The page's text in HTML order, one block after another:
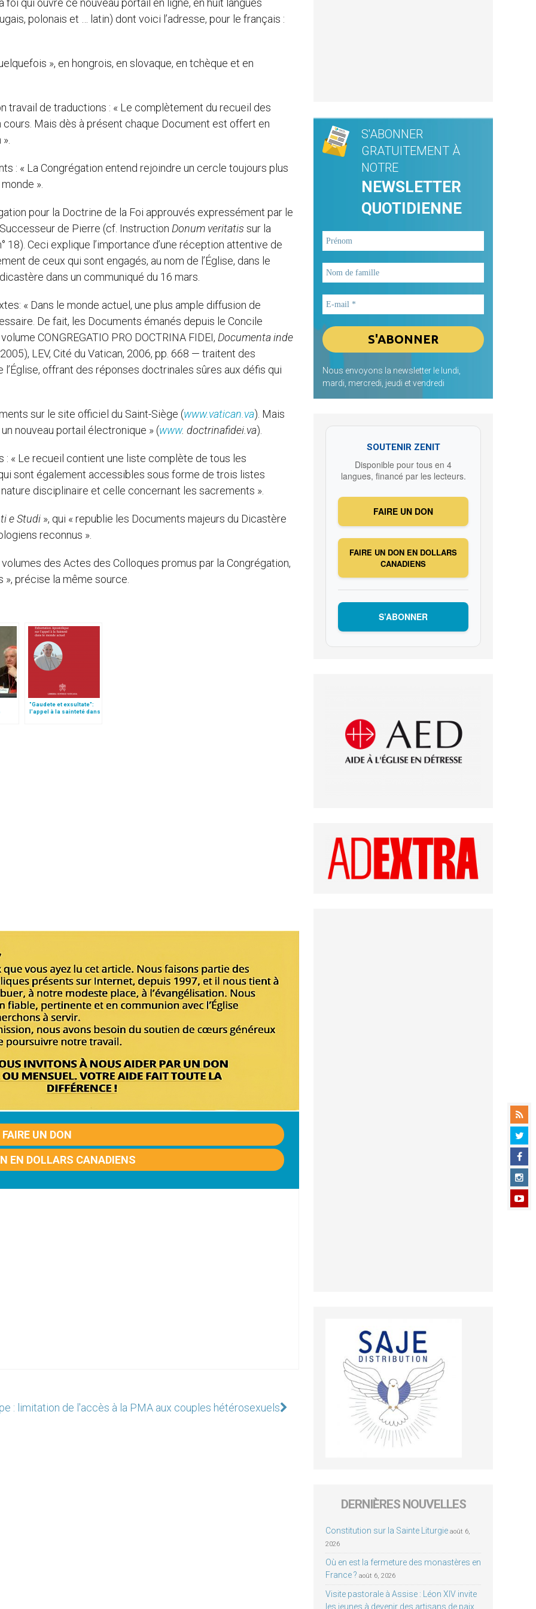
qui ouvre ce nouveau portail en ligne, en huit langues
polonais et … latin) dont voici l’adresse, pour le français :
», en hongrois, en slovaque, en tchèque et en
travail de traductions : « Le complètement du recueil des
Mais dès à présent chaque Document est offert en
: « La Congrégation entend rejoindre un cercle toujours plus
».
pour la Doctrine de la Foi approuvés expressément par le
de Pierre (cf. Instruction Donum veritatis sur la
Ceci explique l’importance d’une réception attentive de
de ceux qui sont engagés, au nom de l’Église, dans le
dans un communiqué du 16 mars.
« Dans le monde actuel, une plus ample diffusion de
De fait, les Documents émanés depuis le Concile
CONGREGATIO PRO DOCTRINA FIDEI, Documenta inde
LEV, Cité du Vatican, 2006, pp. 668 — traitent des
offrant des réponses doctrinales sûres aux défis qui
sur le site officiel du Saint-Siège (www.vatican.va). Mais
nouveau portail électronique » (www. doctrinafidei.va).
« Le recueil contient une liste complète de tous les
sont également accessibles sous forme de trois listes
disciplinaire et celle concernant les sacrements ».
e Studi », qui « republie les Documents majeurs du Dicastère
reconnus ».
des Actes des Colloques promus par la Congrégation,
précise la même source.
"Gaudete et exsultate":
l'appel à la sainteté dans
FAIRE UN DON
EN DOLLARS CANADIENS
: limitation de l'accès à la PMA aux couples hétérosexuels
S'ABONNER
GRATUITEMENT À
NOTRE
NEWSLETTER
QUOTIDIENNE
Nous envoyons la newsletter le lundi,
mardi, mercredi, jeudi et vendredi
SOUTENIR ZENIT
Disponible pour tous en 4
langues, financé par les lecteurs.
FAIRE UN DON
FAIRE UN DON EN DOLLARS
CANADIENS
S’ABONNER
DERNIÈRES NOUVELLES
Constitution sur la Sainte Liturgie août 6,
2026
Où en est la fermeture des monastères en
France ? août 6, 2026
Visite pastorale à Assise : Léon XIV invite
les jeunes à devenir des artisans de paix